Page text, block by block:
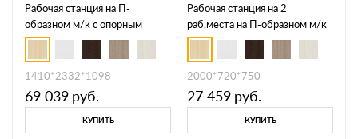
Рабочая станция на П-
образном м/к с опорным
шкафом-купе 40БП.РС-
СШК-4.1 Т
1410*2332*1098
69 039 руб.
КУПИТЬ
Рабочая станция на 2
раб.места на П-образном м/к
40БП.СМ-2.1
2000*720*750
27 459 руб.
КУПИТЬ